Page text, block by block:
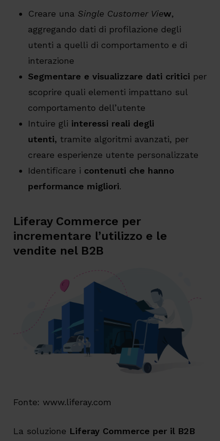
Creare una Single Customer View,
aggregando dati di profilazione degli
utenti a quelli di comportamento e di
interazione
Segmentare e visualizzare dati critici per
scoprire quali elementi impattano sul
comportamento dell’utente
Intuire gli interessi reali degli
utenti, tramite algoritmi avanzati, per
creare esperienze utente personalizzate
Identificare i contenuti che hanno
performance migliori.
Liferay Commerce per
incrementare l’utilizzo e le
vendite nel B2B
Fonte: www.liferay.com
La soluzione Liferay Commerce per il B2B